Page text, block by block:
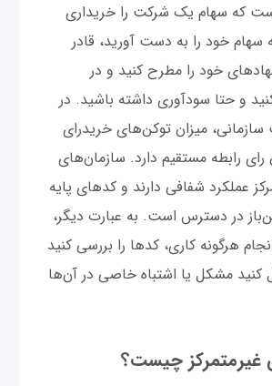
که سهام یک شرکت را خریداری
سهام خود را به دست آورید، قادر
خود را مطرح کنید و در
و حتا سودآوری داشته باشید. در
میزان توکن‌های خریدرای
رابطه مستقیم دارد. سازمان‌های
عملکرد شفافی دارند و کدهای پایه
در دسترس است. به عبارت دیگر،
هرگونه کاری، کدها را بررسی کنید
کنید مشکل یا اشتباه خاصی در آن‌ها
غیرمتمرکز چیست؟